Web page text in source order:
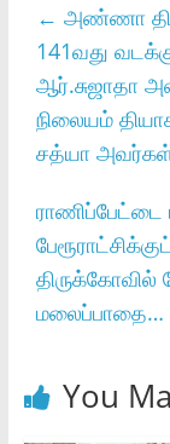
← அண்ணா
141வது
ஆர்.சுஜாதா
நிலையம்
சத்யா அவர்கள்
ராணிப்பேட்டை
திருக்கோவில்
மலைப்பாதை…
You